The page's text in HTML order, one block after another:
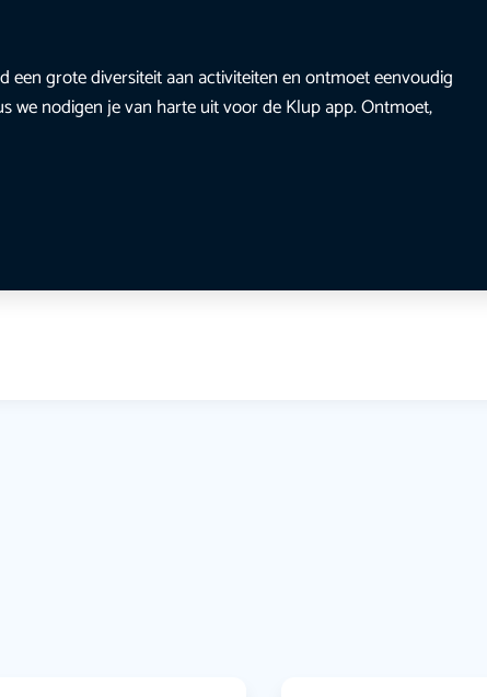
grote diversiteit aan activiteiten en ontmoet eenvoudig
we nodigen je van harte uit voor de Klup app. Ontmoet,